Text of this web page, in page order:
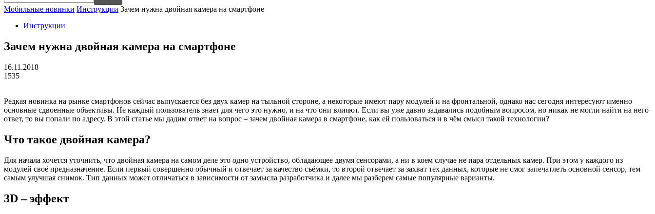
Мобильные новинки Инструкции Зачем нужна двойная камера на смартфоне
Инструкции
Зачем нужна двойная камера на смартфоне
16.11.2018
1535
Редкая новинка на рынке смартфонов сейчас выпускается без двух камер на тыльной стороне, а некоторые имеют пару модулей и на фронтальной, однако нас сегодня интересуют именно
основные сдвоенные объективы. Не каждый пользователь знает для чего это нужно, и на что они влияют. Если вы уже давно задавались подобным вопросом, но никак не могли найти на него
ответ, то вы попали по адресу. В этой статье мы дадим ответ на вопрос – зачем двойная камера в смартфоне, как ей пользоваться и в чём смысл такой технологии?
Что такое двойная камера?
Для начала хочется уточнить, что двойная камера на самом деле это одно устройство, обладающее двумя сенсорами, а ни в коем случае не пара отдельных камер. При этом у каждого из
модулей своё предназначение. Если первый совершенно обычный и отвечает за качество съёмки, то второй отвечает за захват тех данных, которые не смог запечатлеть основной сенсор, тем
самым улучшая снимок. Тип данных может отличаться в зависимости от замысла разработчика и далее мы разберем самые популярные варианты.
3D – эффект